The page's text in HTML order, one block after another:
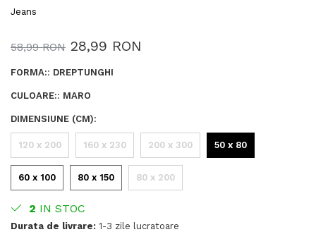
Jeans
58,99 RON 28,99 RON
FORMA:: DREPTUNGHI
CULOARE:: MARO
DIMENSIUNE (CM):
120 x 200 160 x 230 200 x 300 50 x 80
60 x 100 80 x 150 80 x 200
2 IN STOC
Durata de livrare: 1-3 zile lucratoare